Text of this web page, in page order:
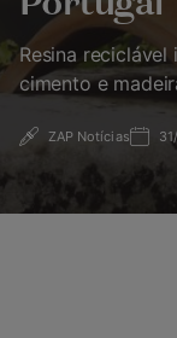
Resina
cimento e
ZAP Notícias